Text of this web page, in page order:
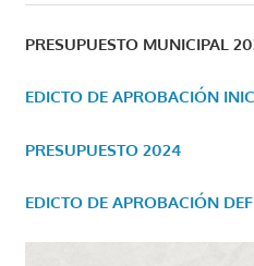
PRESUPUESTO MUNICIPAL
EDICTO DE APROBACIÓN
PRESUPUESTO 2024
EDICTO DE APROBACIÓN